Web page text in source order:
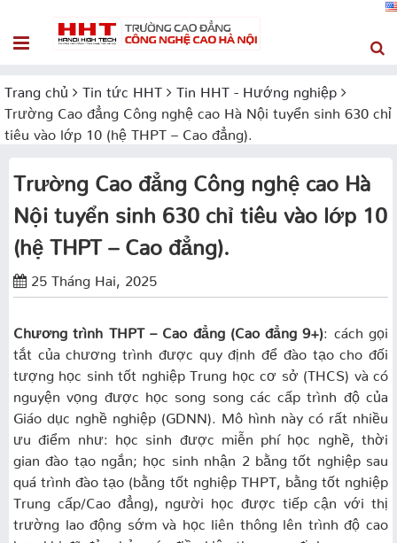
Trang chủ Tin tức HHT
Tin HHT - Hướng nghiệp
Trường Cao đẳng Công nghệ cao Hà Nội tuyển sinh 630 chỉ
tiêu vào lớp 10 (hệ THPT – Cao đẳng).
Trường Cao đẳng Công nghệ cao Hà
Nội tuyển sinh 630 chỉ tiêu vào lớp 10
(hệ THPT – Cao đẳng).
25 Tháng Hai, 2025
Chương trình THPT – Cao đẳng (Cao đẳng 9+): cách gọi
tắt của chương trình được quy định để đào tạo cho đối
tượng học sinh tốt nghiệp Trung học cơ sở (THCS) và có
nguyện vọng được học song song các cấp trình độ của
Giáo dục nghề nghiệp (GDNN). Mô hình này có rất nhiều
ưu điểm như: học sinh được miễn phí học nghề, thời
gian đào tạo ngắn; học sinh nhận 2 bằng tốt nghiệp sau
quá trình đào tạo (bằng tốt nghiệp THPT, bằng tốt nghiệp
Trung cấp/Cao đẳng), người học được tiếp cận với thị
trường lao động sớm và học liên thông lên trình độ cao